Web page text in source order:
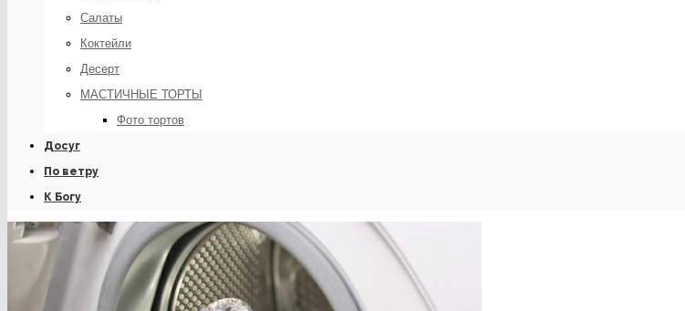
Салаты
Коктейли
Десерт
МАСТИЧНЫЕ ТОРТЫ
Фото тортов
Досуг
По ветру
К Богу